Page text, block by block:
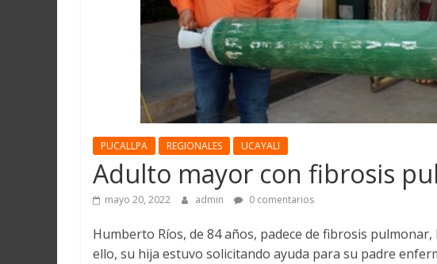
PUCALLPA REGIONALES UCAYALI
Adulto mayor con fibrosis
mayo 20, 2022 admin 0 comentarios
Humberto Ríos, de 84 años, padece de fibrosis
ello, su hija estuvo solicitando ayuda para su padre